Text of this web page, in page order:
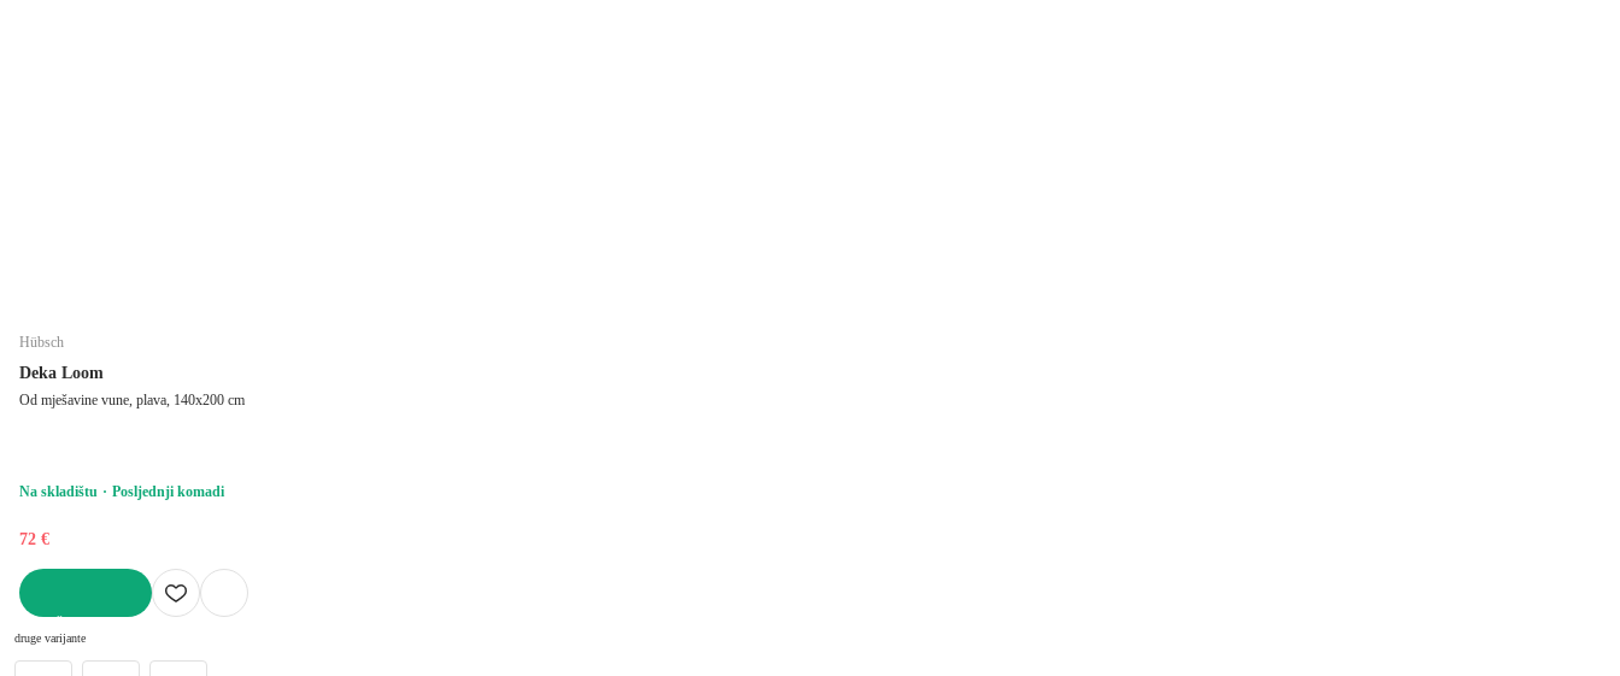
Hübsch
Deka Loom
Od mješavine vune, plava, 140x200 cm
Na skladištu Posljednji komadi
72 €
druge varijante